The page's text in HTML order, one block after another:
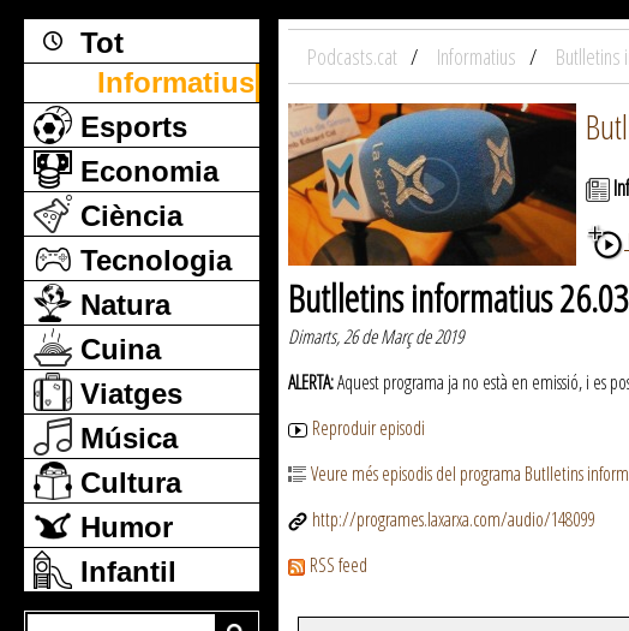
Tot
Informatius
Esports
Economia
Ciència
Tecnologia
Natura
Cuina
Viatges
Música
Cultura
Humor
Infantil
Podcasts.cat Informatius Butlletins
Butlletins informatius
Dimarts, 26 de Març de 2019
ALERTA:Aquest programa ja no està en emissió, i es
Reproduir episodi
Veure més episodis del programa Butlletins
http://programes.laxarxa.com/audio/148099
RSS feed